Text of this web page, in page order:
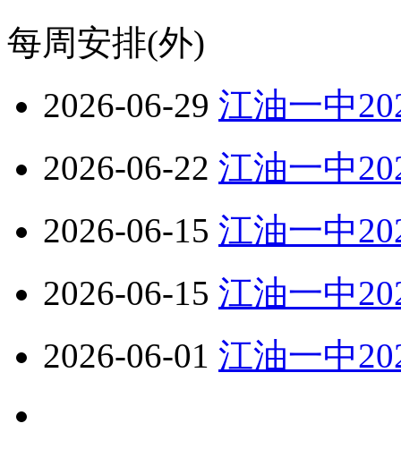
每周安排(外)
2026-06-29 江油一中
2026-06-22 江油一中
2026-06-15 江油一中
2026-06-15 江油一中
2026-06-01 江油一中